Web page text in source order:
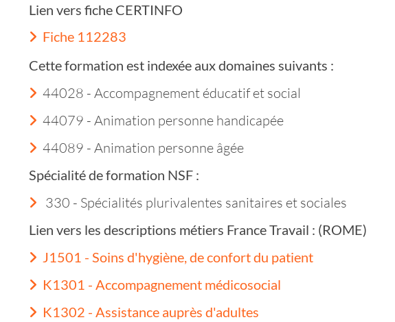
Lien vers fiche CERTINFO
Fiche 112283
Cette formation est indexée aux domaines suivants :
44028 - Accompagnement éducatif et social
44079 - Animation personne handicapée
44089 - Animation personne âgée
Spécialité de formation NSF :
330 - Spécialités plurivalentes sanitaires et sociales
Lien vers les descriptions métiers France Travail : (ROME)
J1501 - Soins d'hygiène, de confort du patient
K1301 - Accompagnement médicosocial
K1302 - Assistance auprès d'adultes